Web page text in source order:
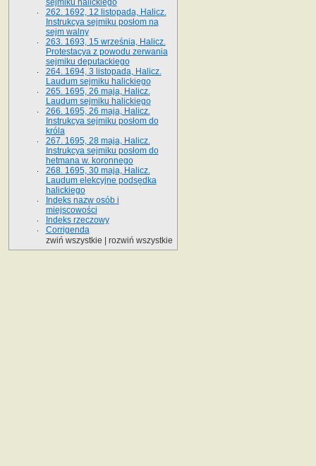
sejmiku halickiego
262. 1692, 12 listopada, Halicz.
Instrukcya sejmiku posłom na
sejm walny
263. 1693, 15 września, Halicz.
Protestacya z powodu zerwania
sejmiku deputackiego
264. 1694, 3 listopada, Halicz.
Laudum sejmiku halickiego
265. 1695, 26 maja, Halicz.
Laudum sejmiku halickiego
266. 1695, 26 maja, Halicz.
Instrukcya sejmiku posłom do
króla
267. 1695, 28 maja, Halicz.
Instrukcya sejmiku posłom do
hetmana w. koronnego
268. 1695, 30 maja, Halicz.
Laudum elekcyjne podsędka
halickiego
Indeks nazw osób i
miejscowości
Indeks rzeczowy
Corrigenda
zwiń wszystkie
rozwiń wszystkie